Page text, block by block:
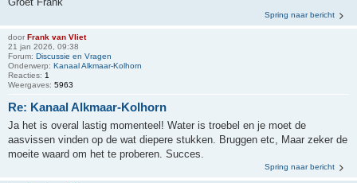
Spring naar bericht
door Frank van Vliet
21 jan 2026, 09:38
Forum: Discussie en Vragen
Onderwerp: Kanaal Alkmaar-Kolhorn
Reacties: 1
Weergaves: 5963
Re: Kanaal Alkmaar-Kolhorn
Ja het is overal lastig momenteel! Water is troebel en je moet de
aasvissen vinden op de wat diepere stukken. Bruggen etc, Maar zeker de
moeite waard om het te proberen. Succes.
Spring naar bericht